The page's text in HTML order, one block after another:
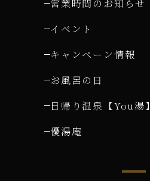
営業時間のお知らせ
イベント
キャンペーン情報
お風呂の日
日帰り温泉【You湯】
優湯庵